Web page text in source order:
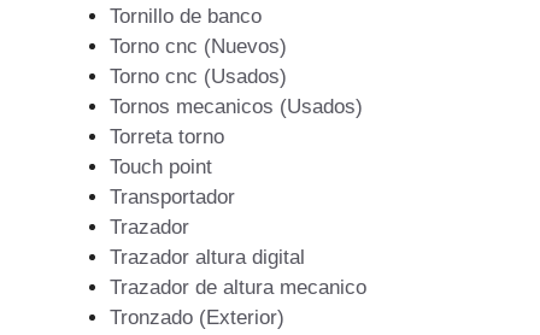
Tornillo de banco
Torno cnc (Nuevos)
Torno cnc (Usados)
Tornos mecanicos (Usados)
Torreta torno
Touch point
Transportador
Trazador
Trazador altura digital
Trazador de altura mecanico
Tronzado (Exterior)